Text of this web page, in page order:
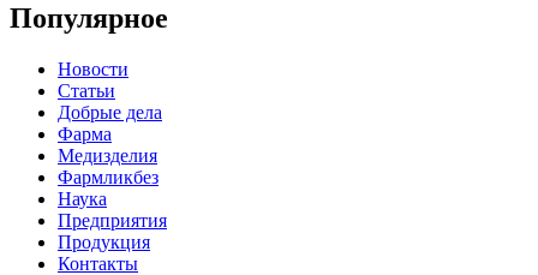
Популярное
Новости
Статьи
Добрые дела
Фарма
Медизделия
Фармликбез
Наука
Предприятия
Продукция
Контакты